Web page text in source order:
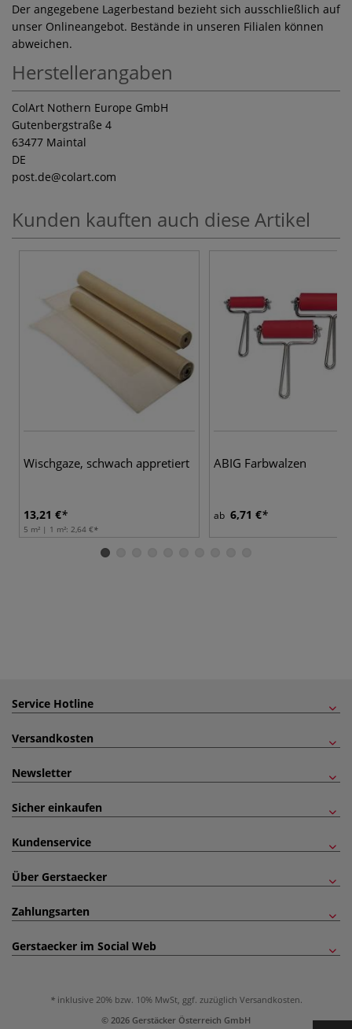
Der angegebene Lagerbestand bezieht sich ausschließlich auf
unser Onlineangebot. Bestände in unseren Filialen können
abweichen.
Herstellerangaben
ColArt Nothern Europe GmbH
Gutenbergstraße 4
63477 Maintal
DE
post.de@colart.com
Kunden kauften auch diese Artikel
Wischgaze, schwach appretiert
13,21 €
5 m² | 1 m²: 2,64 €
ABIG Farbwalzen
ab 6,71 €
Service Hotline
Versandkosten
Newsletter
Sicher einkaufen
Kundenservice
Über Gerstaecker
Zahlungsarten
Gerstaecker im Social Web
inklusive 20% bzw. 10% MwSt, ggf. zuzüglich Versandkosten.
© 2026 Gerstäcker Österreich GmbH